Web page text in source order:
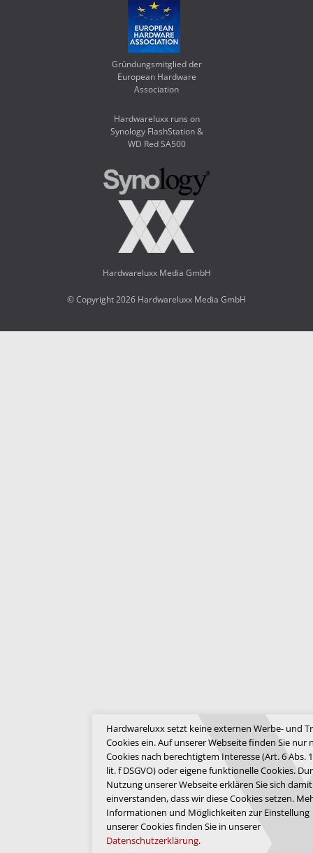
Hardwareluxx setzt keine externen Werbe- und
Cookies ein. Auf unserer Webseite finden Sie nur
Cookies nach berechtigtem Interesse (Art. 6 Abs.
lit. f DSGVO) oder eigene funktionelle Cookies.
Nutzung unserer Webseite erklären Sie sich damit
einverstanden, dass wir diese Cookies setzen.
Informationen und Möglichkeiten zur Einstellung
unserer Cookies finden Sie in unserer
Datenschutzerklärung.
Gründungsmitglied der
European Hardware
Association
Hardwareluxx runs on
Synology FlashStation &
WD Red SA500
Hardwareluxx Media GmbH
© Copyright 2026 Hardwareluxx Media GmbH